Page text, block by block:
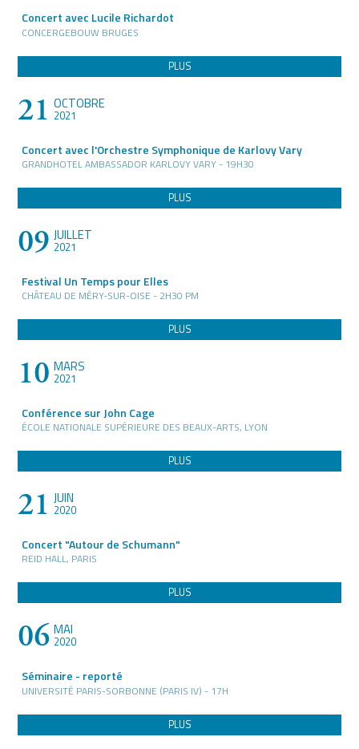
Concert avec Lucile Richardot
CONCERGEBOUW BRUGES
PLUS
21 OCTOBRE
2021
Concert avec l'Orchestre Symphonique de Karlovy Vary
GRANDHOTEL AMBASSADOR KARLOVY VARY - 19H30
PLUS
09 JUILLET
2021
Festival Un Temps pour Elles
CHÂTEAU DE MÉRY-SUR-OISE - 2H30 PM
PLUS
10 MARS
2021
Conférence sur John Cage
ÉCOLE NATIONALE SUPÉRIEURE DES BEAUX-ARTS, LYON
PLUS
21 JUIN
2020
Concert "Autour de Schumann"
REID HALL, PARIS
PLUS
06 MAI
2020
Séminaire - reporté
UNIVERSITÉ PARIS-SORBONNE (PARIS IV) - 17H
PLUS